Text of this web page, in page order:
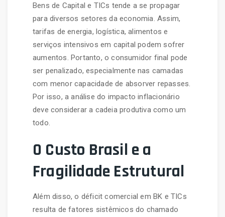
Bens de Capital e TICs tende a se propagar
para diversos setores da economia. Assim,
tarifas de energia, logística, alimentos e
serviços intensivos em capital podem sofrer
aumentos. Portanto, o consumidor final pode
ser penalizado, especialmente nas camadas
com menor capacidade de absorver repasses.
Por isso, a análise do impacto inflacionário
deve considerar a cadeia produtiva como um
todo.
O Custo Brasil e a
Fragilidade Estrutural
Além disso, o déficit comercial em BK e TICs
resulta de fatores sistêmicos do chamado